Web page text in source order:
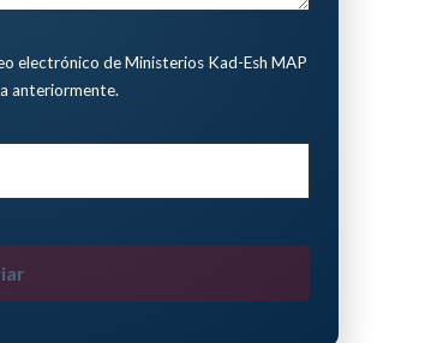
electrónico de Ministerios Kad-Esh MAP
anteriormente.